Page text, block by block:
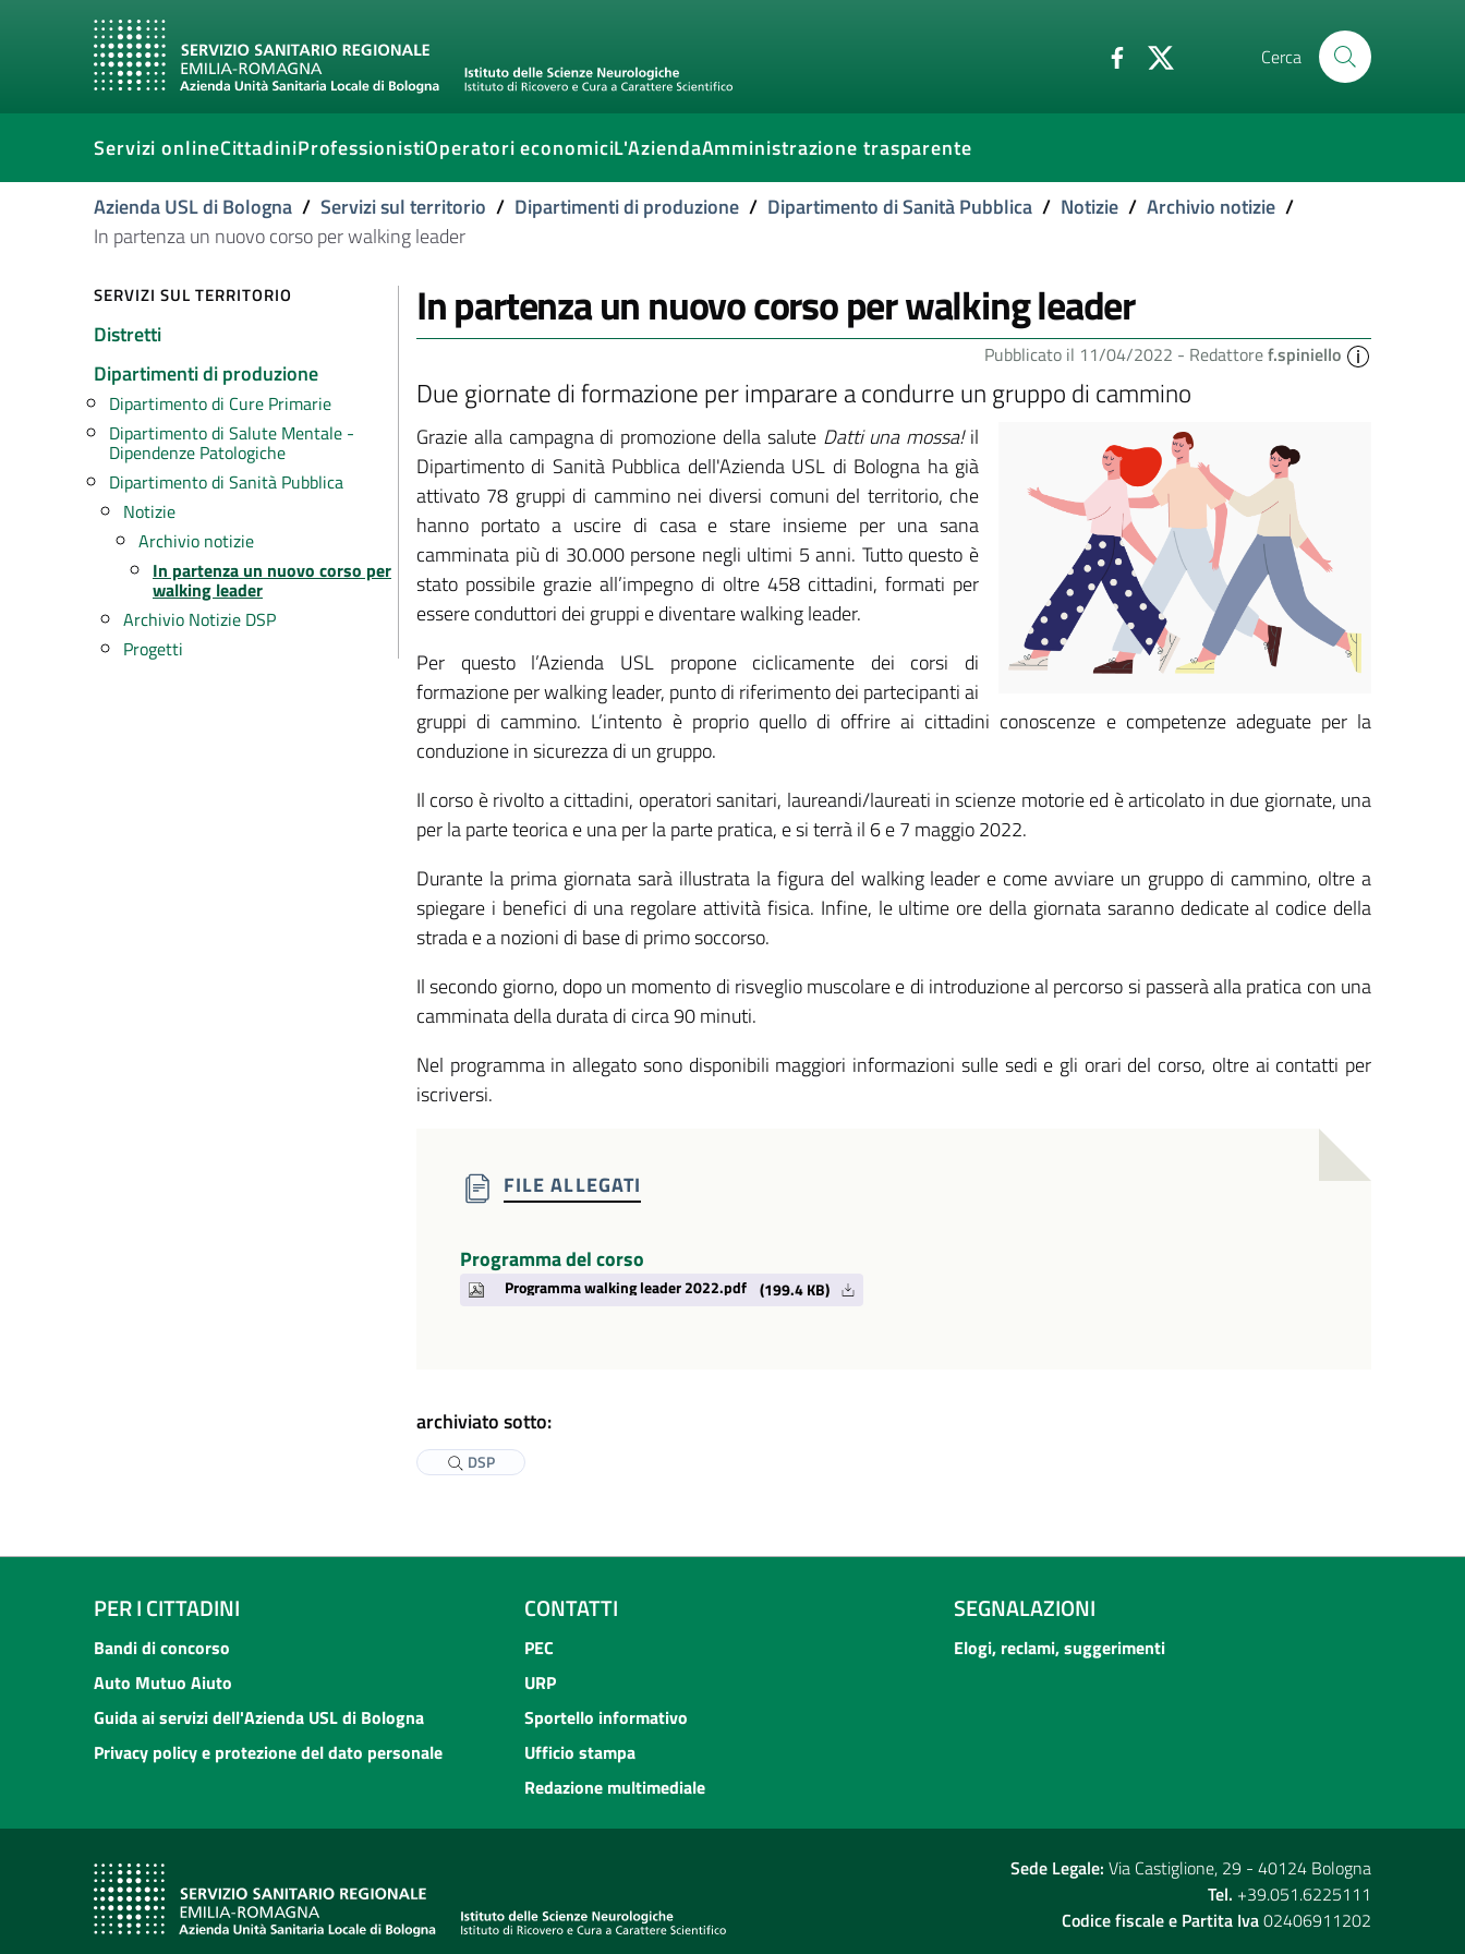
Cerca
Servizi onlineCittadiniProfessionistiOperatori economiciL'AziendaAmministrazione trasparente
Azienda USL di Bologna / Servizi sul territorio / Dipartimenti di produzione / Dipartimento di Sanità Pubblica / Notizie / Archivio notizie /
In partenza un nuovo corso per walking leader
SERVIZI SUL TERRITORIO
Distretti
Dipartimenti di produzione
Dipartimento di Cure Primarie
Dipartimento di Salute Mentale -
Dipendenze Patologiche
Dipartimento di Sanità Pubblica
Notizie
Archivio notizie
In partenza un nuovo corso per
walking leader
Archivio Notizie DSP
Progetti
In partenza un nuovo corso per walking leader
Pubblicato il 11/04/2022 - Redattoref.spiniello
Due giornate di formazione per imparare a condurre un gruppo di cammino
Grazie alla campagna di promozione della salute Datti una mossa!il
Dipartimento di Sanità Pubblica dell'Azienda USL di Bologna ha già
attivato 78 gruppi di cammino nei diversi comuni del territorio, che
hanno portato a uscire di casa e stare insieme per una sana
camminata più di 30.000 persone negli ultimi 5 anni. Tutto questo è
stato possibile grazie all’impegno di oltre 458 cittadini, formati per
essere conduttori dei gruppi e diventare walking leader.
Per questo l’Azienda USL propone ciclicamente dei corsi di
formazione per walking leader, punto di riferimento dei partecipanti ai
gruppi di cammino. L’intento è proprio quello di offrire ai cittadini conoscenze e competenze adeguate per la
conduzione in sicurezza di un gruppo.
Il corso è rivolto a cittadini, operatori sanitari, laureandi/laureati in scienze motorie ed è articolato in due giornate, una
per la parte teorica e una per la parte pratica, e si terrà il 6 e 7 maggio 2022.
Durante la prima giornata sarà illustrata la figura del walking leader e come avviare un gruppo di cammino, oltre a
spiegare i benefici di una regolare attività fisica. Infine, le ultime ore della giornata saranno dedicate al codice della
strada e a nozioni di base di primo soccorso.
Il secondo giorno, dopo un momento di risveglio muscolare e di introduzione al percorso si passerà alla pratica con una
camminata della durata di circa 90 minuti.
Nel programma in allegato sono disponibili maggiori informazioni sulle sedi e gli orari del corso, oltre ai contatti per
iscriversi.
FILE ALLEGATI
Programma del corso
Programma walking leader 2022.pdf (199.4 KB)
archiviato sotto:
DSP
PER I CITTADINI
Bandi di concorso
Auto Mutuo Aiuto
Guida ai servizi dell'Azienda USL di Bologna
Privacy policy e protezione del dato personale
CONTATTI
PEC
URP
Sportello informativo
Ufficio stampa
Redazione multimediale
SEGNALAZIONI
Elogi, reclami, suggerimenti
Sede Legale: Via Castiglione, 29 - 40124 Bologna
Tel. +39.051.6225111
Codice fiscale e Partita Iva02406911202